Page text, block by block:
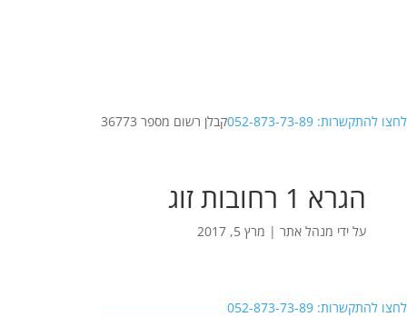
לחצו להתקשרות: 052-873-73-89 קבלן רשום מספר 36773
הגרא 1 רחובות זוג
על ידי מנהל אתר| מרץ 5, 2017
לחצו להתקשרות: 052-873-73-89